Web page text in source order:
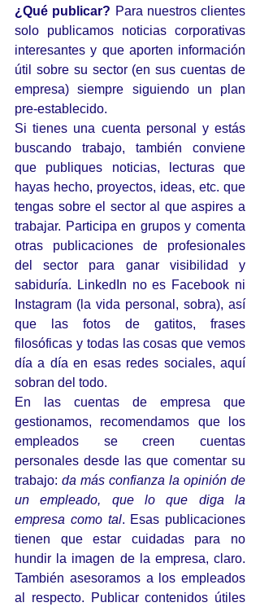
¿Qué publicar? Para nuestros clientes
solo publicamos noticias corporativas
interesantes y que aporten información
útil sobre su sector (en sus cuentas de
empresa) siempre siguiendo un plan
pre-establecido.
Si tienes una cuenta personal y estás
buscando trabajo, también conviene
que publiques noticias, lecturas que
hayas hecho, proyectos, ideas, etc. que
tengas sobre el sector al que aspires a
trabajar. Participa en grupos y comenta
otras publicaciones de profesionales
del sector para ganar visibilidad y
sabiduría. LinkedIn no es Facebook ni
Instagram (la vida personal, sobra), así
que las fotos de gatitos, frases
filosóficas y todas las cosas que vemos
día a día en esas redes sociales, aquí
sobran del todo.
En las cuentas de empresa que
gestionamos, recomendamos que los
empleados se creen cuentas
personales desde las que comentar su
trabajo: da más confianza la opinión de
un empleado, que lo que diga la
empresa como tal. Esas publicaciones
tienen que estar cuidadas para no
hundir la imagen de la empresa, claro.
También asesoramos a los empleados
al respecto. Publicar contenidos útiles